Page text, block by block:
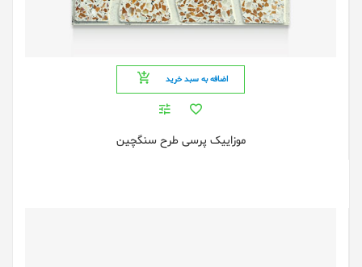
اضافه به سبد خرید
موزاییک پرسی طرح سنگچین